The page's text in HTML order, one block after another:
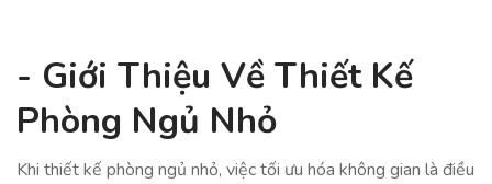
- Giới Thiệu Về Thiết Kế
Phòng Ngủ Nhỏ
Khi thiết kế phòng ngủ nhỏ, việc tối ưu hóa không gian là điều